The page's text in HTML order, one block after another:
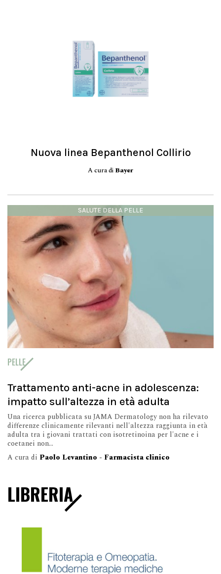
Nuova linea Bepanthenol Collirio
A cura di Bayer
SALUTE DELLA PELLE
PELLE
Trattamento anti-acne in adolescenza:
impatto sull’altezza in età adulta
Una ricerca pubblicata su JAMA Dermatology non ha rilevato
differenze clinicamente rilevanti nell'altezza raggiunta in età
adulta tra i giovani trattati con isotretinoina per l'acne e i
coetanei non...
A cura di Paolo Levantino - Farmacista clinico
LIBRERIA